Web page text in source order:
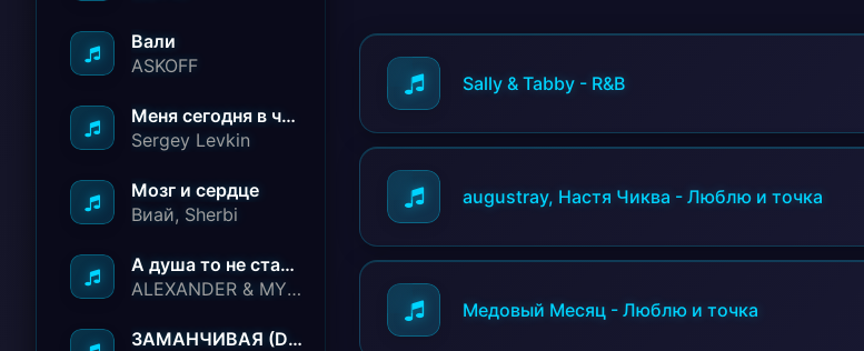
Вали
ASKOFF
Меня сегодня в чёрный список занесли
Sergey Levkin
Мозг и сердце
Виай, Sherbi
А душа то не стареет
ALEXANDER & MY FAMILY
ЗАМАНЧИВАЯ (Deep House Remix)
Sally & Tabby - R&B
augustray, Настя Чиква - Люблю и точка
Медовый Месяц - Люблю и точка